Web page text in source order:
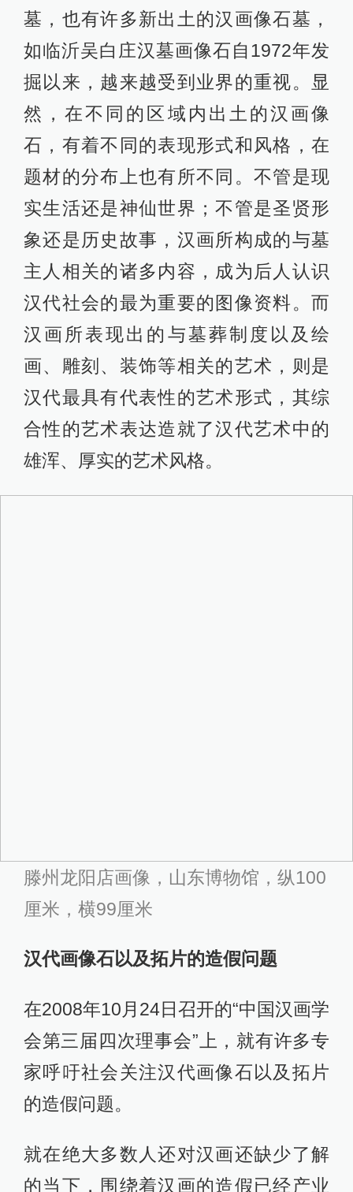
墓，也有许多新出土的汉画像石墓，
如临沂吴白庄汉墓画像石自1972年发
掘以来，越来越受到业界的重视。显
然，在不同的区域内出土的汉画像
石，有着不同的表现形式和风格，在
题材的分布上也有所不同。不管是现
实生活还是神仙世界；不管是圣贤形
象还是历史故事，汉画所构成的与墓
主人相关的诸多内容，成为后人认识
汉代社会的最为重要的图像资料。而
汉画所表现出的与墓葬制度以及绘
画、雕刻、装饰等相关的艺术，则是
汉代最具有代表性的艺术形式，其综
合性的艺术表达造就了汉代艺术中的
雄浑、厚实的艺术风格。
滕州龙阳店画像，山东博物馆，纵100
厘米，横99厘米
汉代画像石以及拓片的造假问题
在2008年10月24日召开的“中国汉画学
会第三届四次理事会”上，就有许多专
家呼吁社会关注汉代画像石以及拓片
的造假问题。
就在绝大多数人还对汉画还缺少了解
的当下，围绕着汉画的造假已经产业